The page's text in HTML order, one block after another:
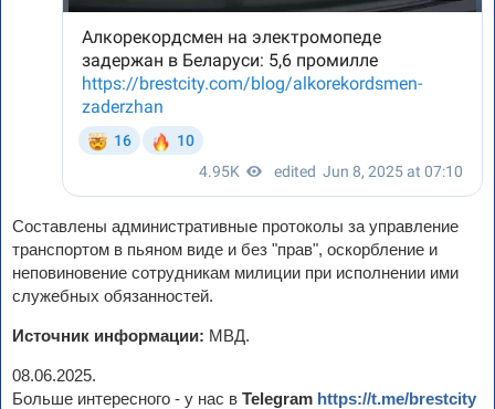
Составлены административные протоколы за управление
транспортом в пьяном виде и без "прав", оскорбление и
неповиновение сотрудникам милиции при исполнении ими
служебных обязанностей.
Источник информации: МВД.
08.06.2025.
Больше интересного - у нас в Telegram https://t.me/brestcity